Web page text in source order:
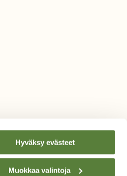
Hyväksy evästeet
Muokkaa valintoja